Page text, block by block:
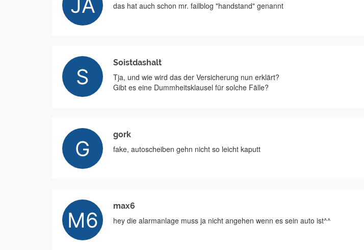
das hat auch schon mr. failblog "handstand" genannt
Soistdashalt
Tja, und wie wird das der Versicherung nun erklärt?
Gibt es eine Dummheitsklausel für solche Fälle?
gork
fake, autoscheiben gehn nicht so leicht kaputt
max6
hey die alarmanlage muss ja nicht angehen wenn es sein auto ist^^